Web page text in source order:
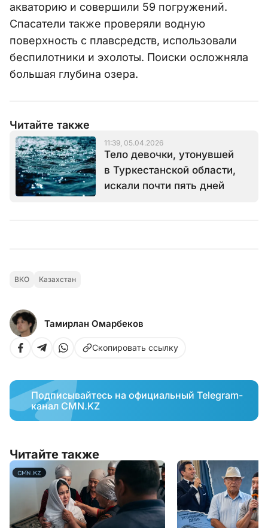
акваторию и совершили 59 погружений.
Спасатели также проверяли водную
поверхность с плавсредств, использовали
беспилотники и эхолоты. Поиски осложняла
большая глубина озера.
Читайте также
11:39, 05.04.2026
Тело девочки, утонувшей
в Туркестанской области,
искали почти пять дней
ВКО Казахстан
Тамирлан Омарбеков
Скопировать ссылку
Подписывайтесь на официальный Telegram-
канал CMN.KZ
Читайте также